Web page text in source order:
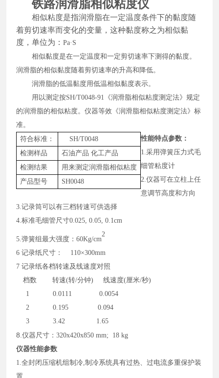
铁路润滑脂相似粘度仪
相似粘度是指润滑脂在一定温度条件下的黏度随
着剪切速率而变化的变量，这种黏度称之为相似黏
度，单位为：Pa· S
相似黏度是在一定温度和一定剪切速率下测得的黏度。
润滑脂的相似黏度随着剪切速率的升高和降低。
润滑脂的低温黏度用低温相似黏度表示。
用以测定按SH/T0048-91《润滑脂相似粘度测定法》规定
的润滑脂的相似粘度。仪器等效《润滑脂相似粘度测定法》标
准。
符合标准：
SH/T0048
检测样品
石油产品 化工产品
检测结果
用来测定润滑脂相似粘度
产品型号
SH0048
性能特点参数 ：
1.采用弹簧压力式毛
细管粘度计
2 .仪器可在立柱上任
意调节高度和方向
3 .记录筒可以有三档转速可供选择
4.标准毛细管尺寸0.025, 0.05, 0.1cm
5.弹簧组最大强度：60Kg/cm
2
6 记录纸尺寸：
110×300mm
7 记录纸各档转速及线速度对照
档数 转速(转/分钟) 线速度(厘米/秒)
1 0.0111 0.0054
2 0.195 0.094
3 3.42 1.65
8.仪器尺寸：320x420x850 mm; 18 kg
仪器性能参数
1.全封闭压缩机组制冷,制冷系统具有过热、过电流多重保护装
置